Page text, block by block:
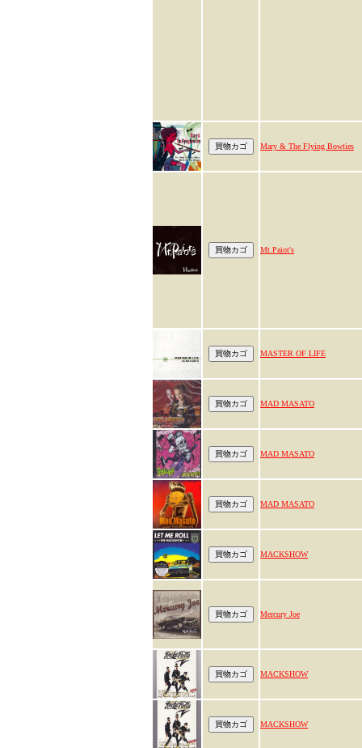
Mary & The Flying Bowties
Mt.Paiot's
MASTER OF LIFE
MAD MASATO
MAD MASATO
MAD MASATO
MACKSHOW
Mercury Joe
MACKSHOW
MACKSHOW